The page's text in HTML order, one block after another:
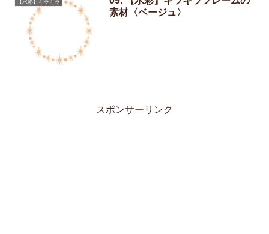
【水彩】キラキラ
素材〈ベージュ〉
スポンサーリンク